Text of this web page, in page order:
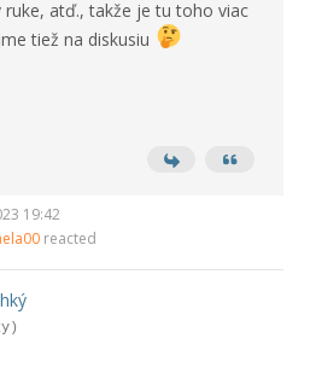
atď., takže je tu toho viac
tiež na diskusiu
19:42
reacted